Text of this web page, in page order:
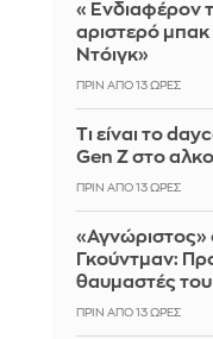
«Ενδιαφέρον
αριστερό
Ντόιγκ»
ΠΡΙΝ ΑΠΌ 13 ΏΡΕΣ
Τι είναι το
Gen Z στο
ΠΡΙΝ ΑΠΌ 13 ΏΡΕΣ
«Αγνώριστος»
Γκούντμαν:
θαυμαστές
ΠΡΙΝ ΑΠΌ 13 ΏΡΕΣ